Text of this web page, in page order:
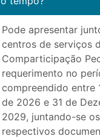
Pode apresentar
centros de serviços
Comparticipação
requerimento no
compreendido entre
de 2026 e 31 de
2029, juntando-se os
respectivos